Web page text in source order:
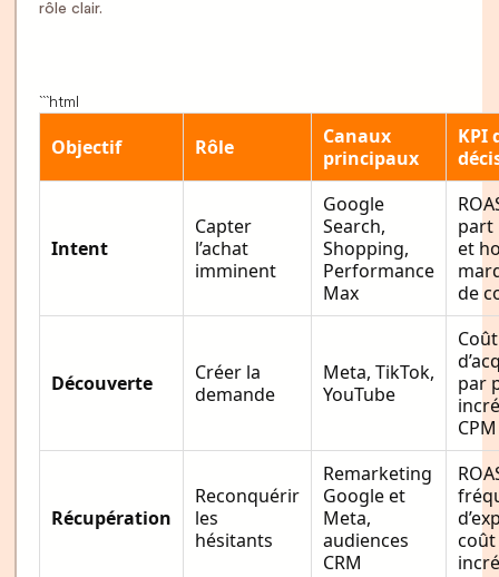
rôle clair.
```html
Objectif Rôle
Canaux
principaux
KPI
Intent
Capter
l’achat
imminent
Google
Search,
Shopping,
Performance
Max
part
et
de
Découverte
Créer la
demande
Meta, TikTok,
YouTube
Coût
par
Récupération
Reconquérir
les
hésitants
Remarketing
Google et
Meta,
audiences
CRM
coût